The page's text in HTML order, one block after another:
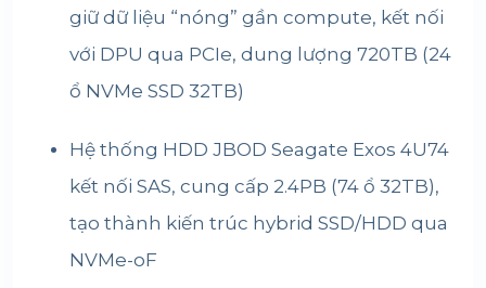
giữ dữ liệu “nóng” gần compute, kết nối
với DPU qua PCIe, dung lượng 720TB (24
ổ NVMe SSD 32TB)
Hệ thống HDD JBOD Seagate Exos 4U74
kết nối SAS, cung cấp 2.4PB (74 ổ 32TB),
tạo thành kiến trúc hybrid SSD/HDD qua
NVMe-oF